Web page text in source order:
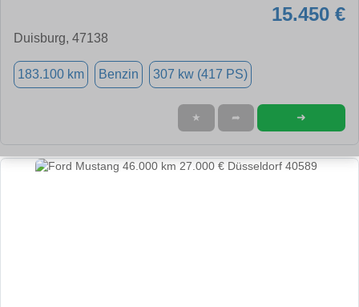
15.450 €
Duisburg, 47138
183.100 km Benzin 307 kw (417 PS)
★ ➦ ➜